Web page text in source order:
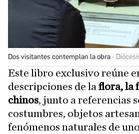
Dos visitantes contemplan la obra
Este libro exclusivo reúne
descripciones de la flora, la
chinos, junto a referencias
costumbres, objetos
fenómenos naturales de